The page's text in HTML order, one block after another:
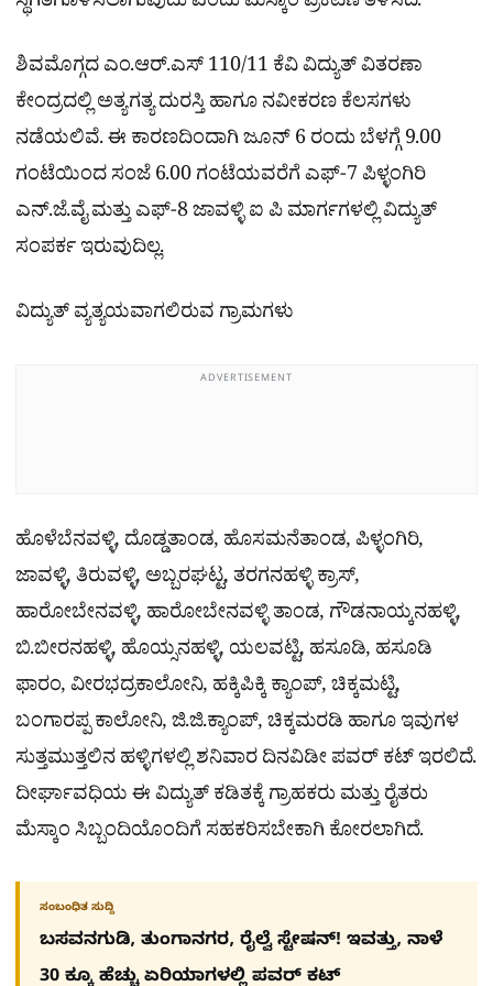
ಶಿವಮೊಗ್ಗದ ಎಂ.ಆರ್.ಎಸ್ 110/11 ಕೆವಿ ವಿದ್ಯುತ್ ವಿತರಣಾ
ಕೇಂದ್ರದಲ್ಲಿ ಅತ್ಯಗತ್ಯ ದುರಸ್ತಿ ಹಾಗೂ ನವೀಕರಣ ಕೆಲಸಗಳು
ನಡೆಯಲಿವೆ. ಈ ಕಾರಣದಿಂದಾಗಿ ಜೂನ್ 6 ರಂದು ಬೆಳಗ್ಗೆ 9.00
ಗಂಟೆಯಿಂದ ಸಂಜೆ 6.00 ಗಂಟೆಯವರೆಗೆ ಎಫ್‌-7 ಪಿಳ್ಳಂಗಿರಿ
ಎನ್.ಜೆ.ವೈ ಮತ್ತು ಎಫ್‌-8 ಜಾವಳ್ಳಿ ಐ ಪಿ ಮಾರ್ಗಗಳಲ್ಲಿ ವಿದ್ಯುತ್
ಸಂಪರ್ಕ ಇರುವುದಿಲ್ಲ.
ವಿದ್ಯುತ್ ವ್ಯತ್ಯಯವಾಗಲಿರುವ ಗ್ರಾಮಗಳು
ADVERTISEMENT
ಹೊಳೆಬೆನವಳ್ಳಿ, ದೊಡ್ಡತಾಂಡ, ಹೊಸಮನೆತಾಂಡ, ಪಿಳ್ಳಂಗಿರಿ,
ಜಾವಳ್ಳಿ, ತಿರುವಳ್ಳಿ, ಅಬ್ಬರಘಟ್ಟ, ತರಗನಹಳ್ಳಿ ಕ್ರಾಸ್,
ಹಾರೋಬೇನವಳ್ಳಿ, ಹಾರೋಬೇನವಳ್ಳಿ ತಾಂಡ, ಗೌಡನಾಯ್ಕನಹಳ್ಳಿ,
ಬಿ.ಬೀರನಹಳ್ಳಿ, ಹೊಯ್ಸನಹಳ್ಳಿ, ಯಲವಟ್ಟಿ, ಹಸೂಡಿ, ಹಸೂಡಿ
ಫಾರಂ, ವೀರಭದ್ರಕಾಲೋನಿ, ಹಕ್ಕಿಪಿಕ್ಕಿ ಕ್ಯಾಂಪ್, ಚಿಕ್ಕಮಟ್ಟಿ,
ಬಂಗಾರಪ್ಪ ಕಾಲೋನಿ, ಜಿ.ಜಿ.ಕ್ಯಾಂಪ್, ಚಿಕ್ಕಮರಡಿ ಹಾಗೂ ಇವುಗಳ
ಸುತ್ತಮುತ್ತಲಿನ ಹಳ್ಳಿಗಳಲ್ಲಿ ಶನಿವಾರ ದಿನವಿಡೀ ಪವರ್ ಕಟ್ ಇರಲಿದೆ.
ದೀರ್ಘಾವಧಿಯ ಈ ವಿದ್ಯುತ್ ಕಡಿತಕ್ಕೆ ಗ್ರಾಹಕರು ಮತ್ತು ರೈತರು
ಮೆಸ್ಕಾಂ ಸಿಬ್ಬಂದಿಯೊಂದಿಗೆ ಸಹಕರಿಸಬೇಕಾಗಿ ಕೋರಲಾಗಿದೆ.
ಸಂಬಂಧಿತ ಸುದ್ದಿ
ಬಸವನಗುಡಿ, ತುಂಗಾನಗರ, ರೈಲ್ವೆ ಸ್ಟೇಷನ್​! ಇವತ್ತು, ನಾಳೆ
30 ಕ್ಕೂ ಹೆಚ್ಚು ಏರಿಯಾಗಳಲ್ಲಿ ಪವರ್ ಕಟ್​